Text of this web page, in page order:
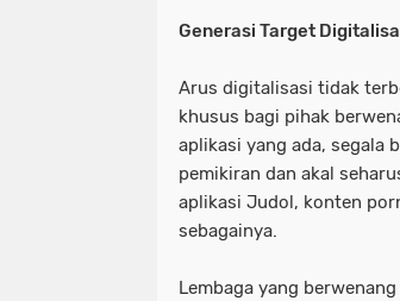
Generasi Target
Arus digitalisasi tidak
khusus bagi pihak
aplikasi yang ada, segala
pemikiran dan akal
aplikasi Judol, konten
sebagainya.
Lembaga yang